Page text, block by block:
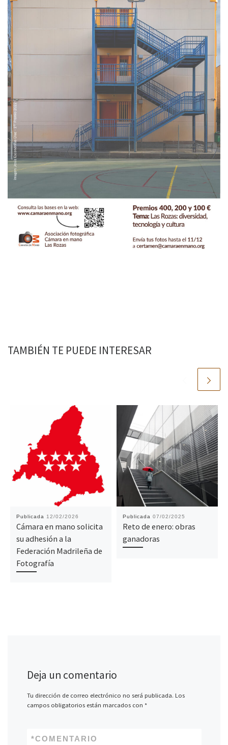
TAMBIÉN TE PUEDE INTERESAR
Publicada 12/02/2026
Cámara en mano solicita
su adhesión a la
Federación Madrileña de
Fotografía
Publicada 07/02/2025
Reto de enero: obras
ganadoras
Deja un comentario
Tu dirección de correo electrónico no será publicada. Los
campos obligatorios están marcados con *
COMENTARIO
*